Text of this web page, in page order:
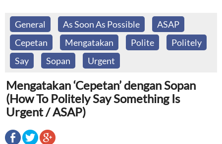
General As Soon As Possible
ASAP
Cepetan
Mengatakan Polite
Politely
Say
Sopan Urgent
Mengatakan ‘Cepetan’ dengan Sopan
(How To Politely Say Something Is
Urgent / ASAP)